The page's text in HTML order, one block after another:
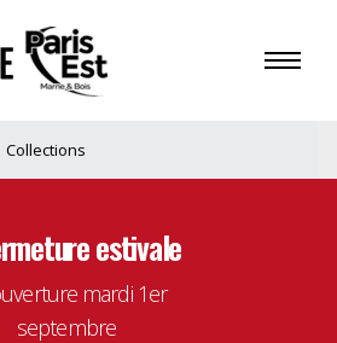
Collections
estivale
mardi 1er
septembre